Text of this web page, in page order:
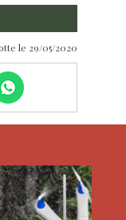
le 29/05/2020